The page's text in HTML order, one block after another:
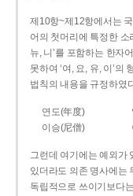
제10항~제12항에서는
어의 첫머리에 특정한 소
뉴, 니’를 포함하는 한자
못하여 ‘여, 요, 유, 이’
법칙의 내용을 규정하였
연도(年度)
이승(尼僧)
그런데 여기에는 예외가
있더라도 의존 명사에는
독립적으로 쓰이기보다